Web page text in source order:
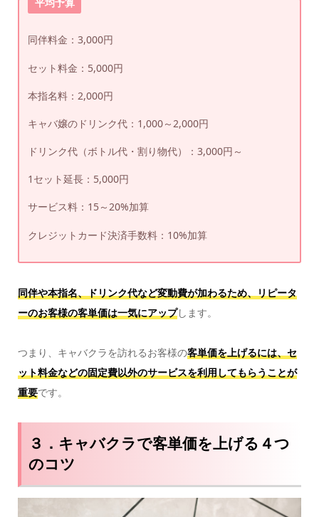
同伴料金：3,000円
セット料金：5,000円
本指名料：2,000円
キャバ嬢のドリンク代：1,000～2,000円
ドリンク代（ボトル代・割り物代）：3,000円～
1セット延長：5,000円
サービス料：15～20%加算
クレジットカード決済手数料：10%加算
同伴や本指名、ドリンク代など変動費が加わるため、リピータ
ーのお客様の客単価は一気にアップします。
つまり、キャバクラを訪れるお客様の客単価を上げるには、セ
ット料金などの固定費以外のサービスを利用してもらうことが
重要です。
３．キャバクラで客単価を上げる４つ
のコツ